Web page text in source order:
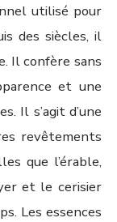
utilisé pour
des siècles, il
Il confère sans
et une
Il s’agit d’une
revêtements
que l’érable,
et le cerisier
Les essences